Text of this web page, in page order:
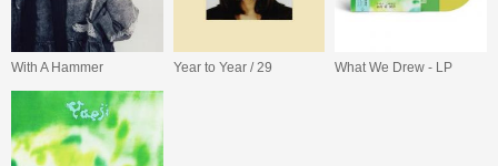
With A Hammer Year to Year / 29 What We Drew - LP